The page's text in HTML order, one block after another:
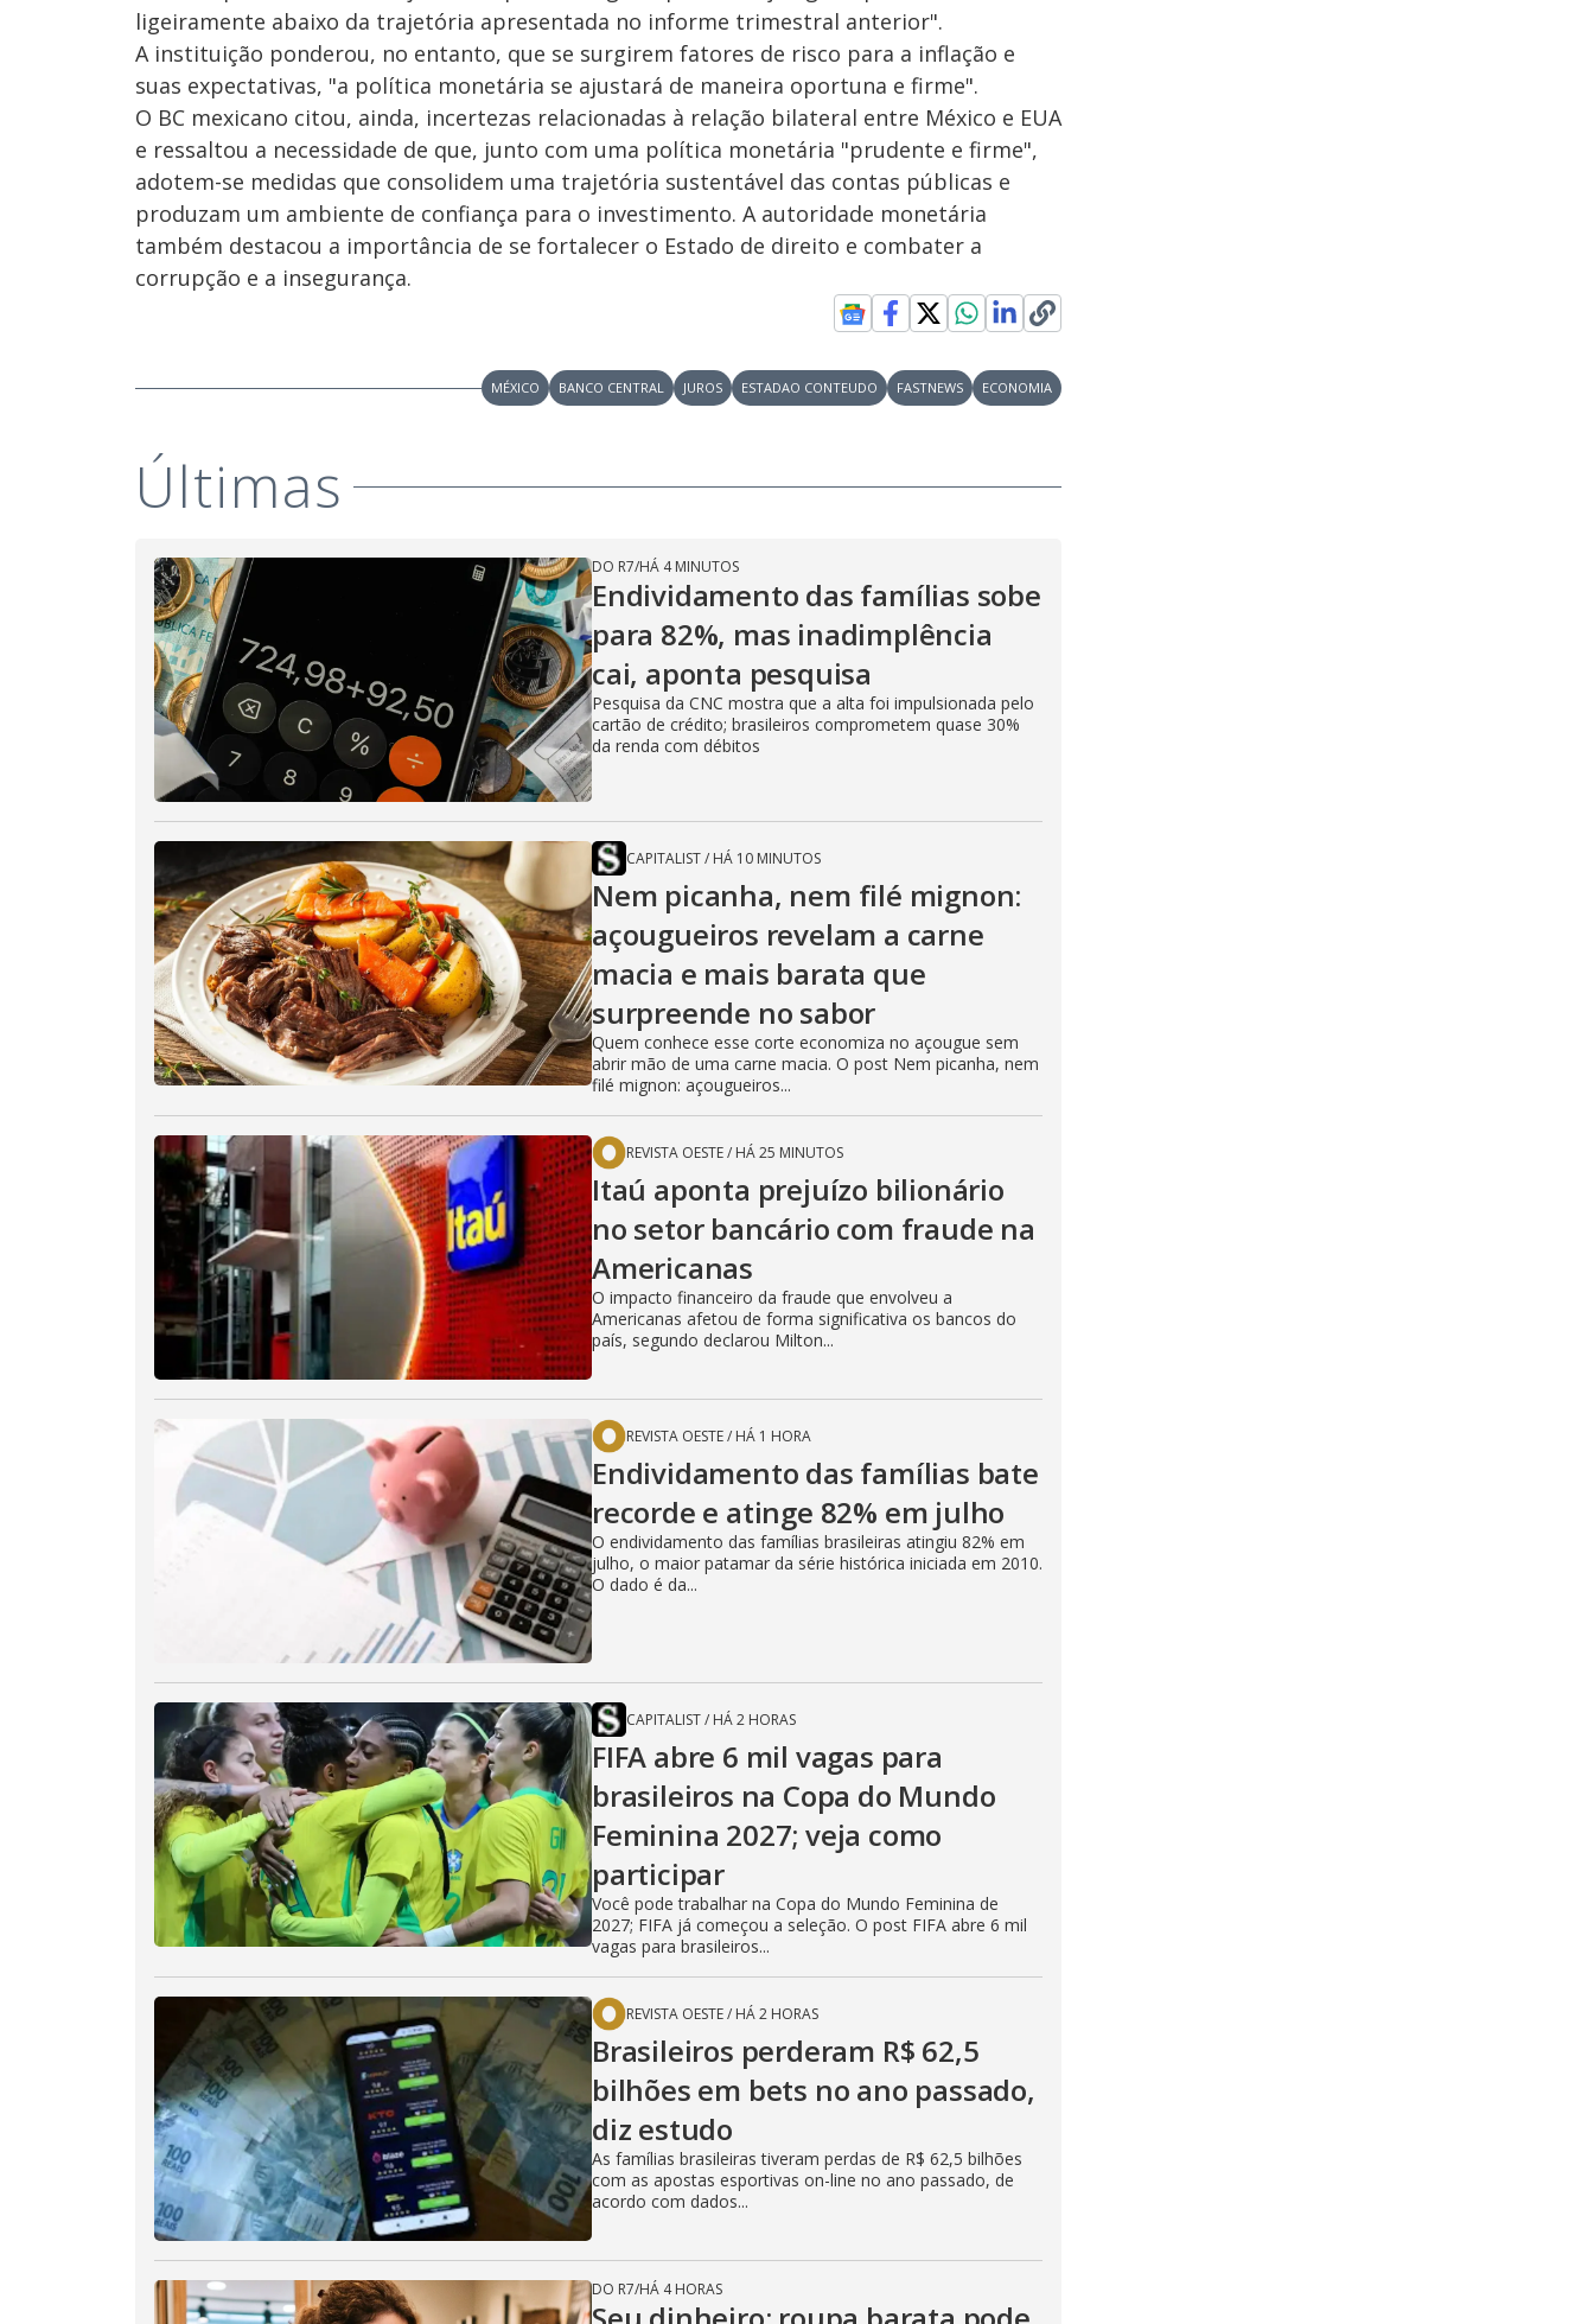
ligeiramente abaixo da trajetória apresentada no informe trimestral anterior".
A instituição ponderou, no entanto, que se surgirem fatores de risco para a inflação e
suas expectativas, "a política monetária se ajustará de maneira oportuna e firme".
O BC mexicano citou, ainda, incertezas relacionadas à relação bilateral entre México e EUA
e ressaltou a necessidade de que, junto com uma política monetária "prudente e firme",
adotem-se medidas que consolidem uma trajetória sustentável das contas públicas e
produzam um ambiente de confiança para o investimento. A autoridade monetária
também destacou a importância de se fortalecer o Estado de direito e combater a
corrupção e a insegurança.
MÉXICO BANCO CENTRAL JUROS ESTADAO CONTEUDO FASTNEWS ECONOMIA
Últimas
DO R7/HÁ 4 MINUTOS
Endividamento das famílias sobe
para 82%, mas inadimplência
cai, aponta pesquisa
Pesquisa da CNC mostra que a alta foi impulsionada pelo
cartão de crédito; brasileiros comprometem quase 30%
da renda com débitos
CAPITALIST/ HÁ 10 MINUTOS
Nem picanha, nem filé mignon:
açougueiros revelam a carne
macia e mais barata que
surpreende no sabor
Quem conhece esse corte economiza no açougue sem
abrir mão de uma carne macia. O post Nem picanha, nem
filé mignon: açougueiros...
REVISTA OESTE/ HÁ 25 MINUTOS
Itaú aponta prejuízo bilionário
no setor bancário com fraude na
Americanas
O impacto financeiro da fraude que envolveu a
Americanas afetou de forma significativa os bancos do
país, segundo declarou Milton...
REVISTA OESTE/ HÁ 1 HORA
Endividamento das famílias bate
recorde e atinge 82% em julho
O endividamento das famílias brasileiras atingiu 82% em
julho, o maior patamar da série histórica iniciada em 2010.
O dado é da...
CAPITALIST/ HÁ 2 HORAS
FIFA abre 6 mil vagas para
brasileiros na Copa do Mundo
Feminina 2027; veja como
participar
Você pode trabalhar na Copa do Mundo Feminina de
2027; FIFA já começou a seleção. O post FIFA abre 6 mil
vagas para brasileiros...
REVISTA OESTE/ HÁ 2 HORAS
Brasileiros perderam R$ 62,5
bilhões em bets no ano passado,
diz estudo
As famílias brasileiras tiveram perdas de R$ 62,5 bilhões
com as apostas esportivas on-line no ano passado, de
acordo com dados...
DO R7/HÁ 4 HORAS